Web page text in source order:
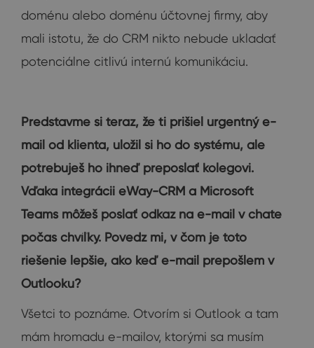
doménu alebo doménu účtovnej firmy, aby
mali istotu, že do CRM nikto nebude ukladať
potenciálne citlivú internú komunikáciu.
Predstavme si teraz, že ti prišiel urgentný e-
mail od klienta, uložil si ho do systému, ale
potrebuješ ho ihneď preposlať kolegovi.
Vďaka integrácii eWay-CRM a Microsoft
Teams môžeš poslať odkaz na e-mail v chate
počas chvíľky. Povedz mi, v čom je toto
riešenie lepšie, ako keď e-mail prepošlem v
Outlooku?
Všetci to poznáme. Otvorím si Outlook a tam
mám hromadu e-mailov, ktorými sa musím